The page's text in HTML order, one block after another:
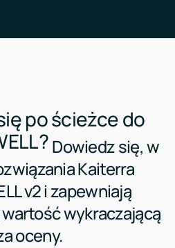
po ścieżce do
Dowiedz się, w
Kaiterra
v2 i zapewniają
wykraczającą
oceny.